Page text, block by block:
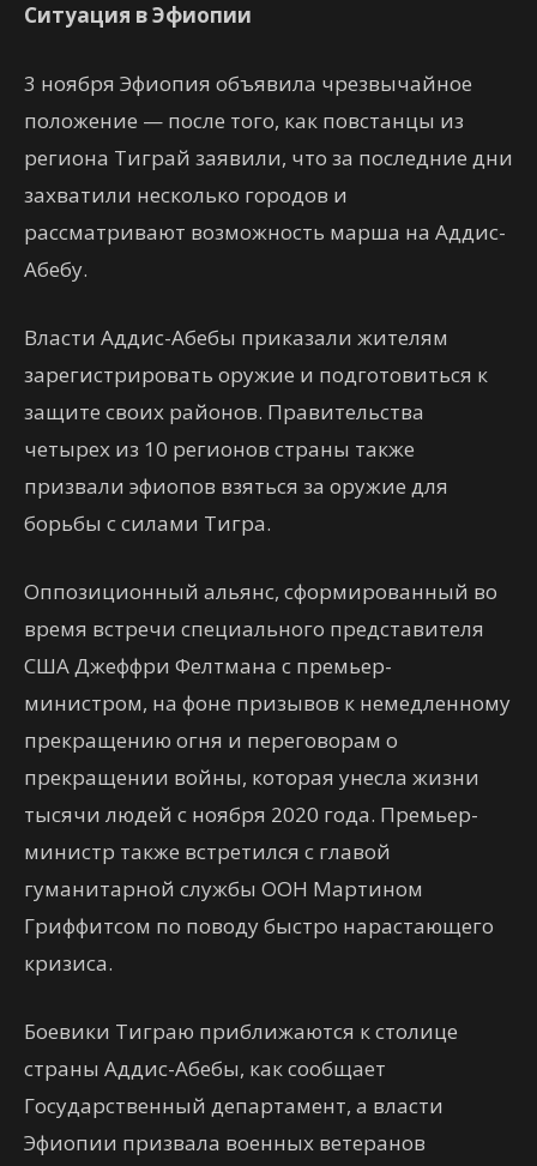
Ситуация в Эфиопии
3 ноября Эфиопия объявила чрезвычайное
положение — после того, как повстанцы из
региона Тиграй заявили, что за последние дни
захватили несколько городов и
рассматривают возможность марша на Аддис-
Абебу.
Власти Аддис-Абебы приказали жителям
зарегистрировать оружие и подготовиться к
защите своих районов. Правительства
четырех из 10 регионов страны также
призвали эфиопов взяться за оружие для
борьбы с силами Тигра.
Оппозиционный альянс, сформированный во
время встречи специального представителя
США Джеффри Фелтмана с премьер-
министром, на фоне призывов к немедленному
прекращению огня и переговорам о
прекращении войны, которая унесла жизни
тысячи людей с ноября 2020 года. Премьер-
министр также встретился с главой
гуманитарной службы ООН Мартином
Гриффитсом по поводу быстро нарастающего
кризиса.
Боевики Тиграю приближаются к столице
страны Аддис-Абебы, как сообщает
Государственный департамент, а власти
Эфиопии призвала военных ветеранов